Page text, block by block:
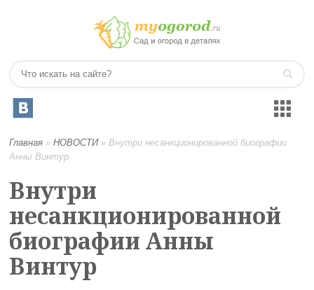
Главная »НОВОСТИ»Внутри несанкционированной биографии
Анны Винтур
Внутри
несанкционированной
биографии Анны
Винтур